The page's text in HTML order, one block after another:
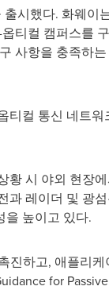
시했다. 화웨이
티컬 캠퍼스를
사항을 충족하
티컬 통신 네트워
황 시 야외 현장
과 레이더 및 광
을 높이고 있다.
진하고, 애플리
for